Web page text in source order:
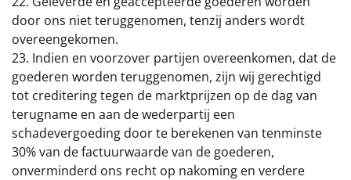
door ons niet teruggenomen, tenzij anders wordt
overeengekomen.
23. Indien en voorzover partijen overeenkomen, dat de
goederen worden teruggenomen, zijn wij gerechtigd
tot creditering tegen de marktprijzen op de dag van
terugname en aan de wederpartij een
schadevergoeding door te berekenen van tenminste
30% van de factuurwaarde van de goederen,
onverminderd ons recht op nakoming en verdere